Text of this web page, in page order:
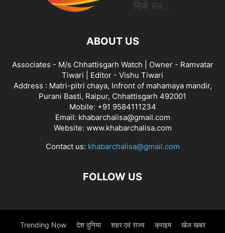
ABOUT US
Associates - M/s Chhattisgarh Watch | Owner - Ramvatar
Tiwari | Editor - Vishu Tiwari
Address : Matri-pitri chaya, Infront of mahamaya mandir,
Purani Basti, Raipur, Chhattisgarh 492001
Mobile: +91 9584111234
Email: khabarchalisa@gmail.com
Website: www.khabarchalisa.com
Contact us: khabarchalisa@gmail.com
FOLLOW US
Trending Now देश दुनिया शहर एवं राज्य क्राइम खेल खबर